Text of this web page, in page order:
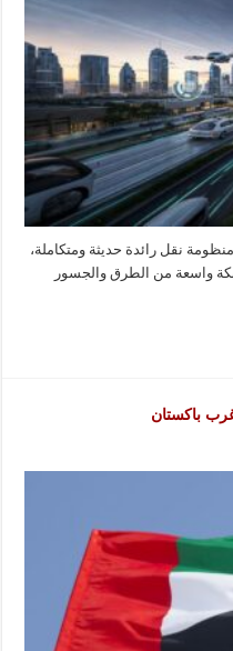
نقل رائدة حديثة ومتكاملة،
واسعة من الطرق والجسور
باكستان